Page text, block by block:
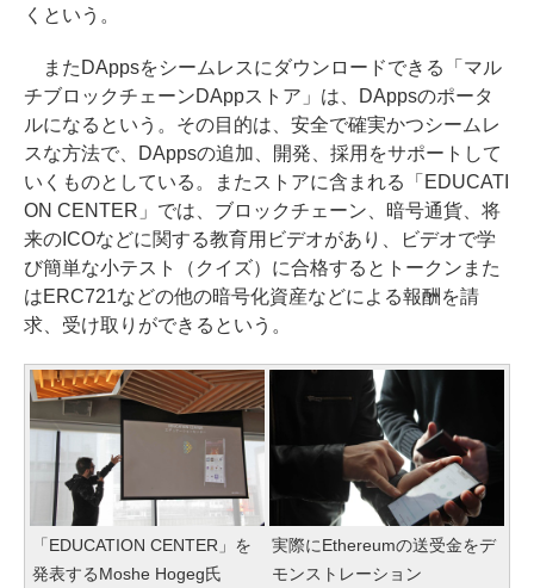
くという。
またDAppsをシームレスにダウンロードできる「マル
チブロックチェーンDAppストア」は、DAppsのポータ
ルになるという。その目的は、安全で確実かつシームレ
スな方法で、DAppsの追加、開発、採用をサポートして
いくものとしている。またストアに含まれる「EDUCATI
ON CENTER」では、ブロックチェーン、暗号通貨、将
来のICOなどに関する教育用ビデオがあり、ビデオで学
び簡単な小テスト（クイズ）に合格するとトークンまた
はERC721などの他の暗号化資産などによる報酬を請
求、受け取りができるという。
「EDUCATION CENTER」を
発表するMoshe Hogeg氏
実際にEthereumの送受金をデ
モンストレーション